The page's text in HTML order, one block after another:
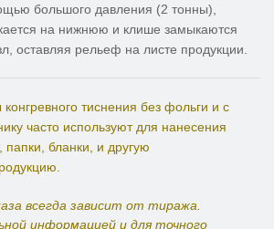
большого давления (2 тонны),
на нижнюю и клише замыкаются
оставляя рельеф на листе продукции.
тиснения без фольги и с
часто используют для нанесения
папки, бланки, и другую
всегда зависит от тиража.
информацией и для точного